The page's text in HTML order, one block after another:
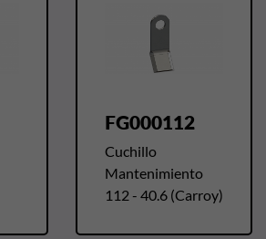
FG000112
Cuchillo
Mantenimiento
112 - 40.6 (Carroy)